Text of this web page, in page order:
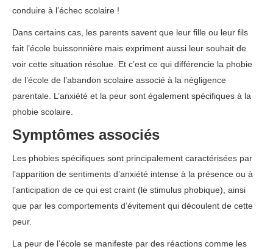
conduire à l’échec scolaire !
Dans certains cas, les parents savent que leur fille ou leur fils
fait l’école buissonnière mais expriment aussi leur souhait de
voir cette situation résolue. Et c’est ce qui différencie la phobie
de l’école de l’abandon scolaire associé à la négligence
parentale. L’anxiété et la peur sont également spécifiques à la
phobie scolaire.
Symptômes associés
Les phobies spécifiques sont principalement caractérisées par
l’apparition de sentiments d’anxiété intense à la présence ou à
l’anticipation de ce qui est craint (le stimulus phobique), ainsi
que par les comportements d’évitement qui découlent de cette
peur.
La peur de l’école se manifeste par des réactions comme les